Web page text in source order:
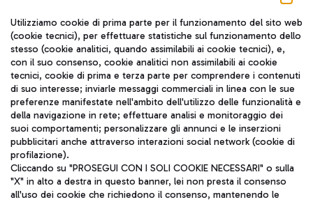
Seguici sui social
TRAVEL JOURNAL
ITA
Utilizziamo cookie di prima parte per il funzionamento del sito web
(cookie tecnici), per effettuare statistiche sul funzionamento dello
stesso (cookie analitici, quando assimilabili ai cookie tecnici), e,
con il suo consenso, cookie analitici non assimilabili ai cookie
tecnici, cookie di prima e terza parte per comprendere i contenuti
di suo interesse; inviarle messaggi commerciali in linea con le sue
preferenze manifestate nell'ambito dell'utilizzo delle funzionalità e
della navigazione in rete; effettuare analisi e monitoraggio dei
suoi comportamenti; personalizzare gli annunci e le inserzioni
pubblicitari anche attraverso interazioni social network (cookie di
profilazione).
Cliccando su "PROSEGUI CON I SOLI COOKIE NECESSARI" o sulla
"X" in alto a destra in questo banner, lei non presta il consenso
all'uso dei cookie che richiedono il consenso, mantenendo le